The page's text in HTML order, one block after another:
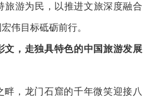
旅游为民，以推进文旅深度融合
伟目标砥砺前行。
文，走独具特色的中国旅游发展
畔，龙门石窟的千年微笑迎接八